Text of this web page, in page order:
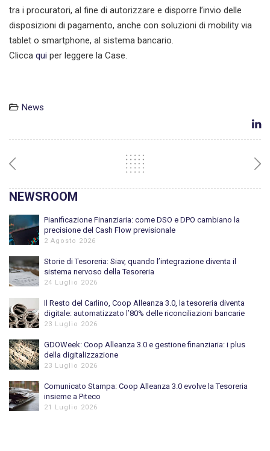
tra i procuratori, al fine di autorizzare e disporre l’invio delle
disposizioni di pagamento, anche con soluzioni di mobility via
tablet o smartphone, al sistema bancario.
Clicca qui per leggere la Case.
News
NEWSROOM
Pianificazione Finanziaria: come DSO e DPO cambiano la
precisione del Cash Flow previsionale
2 Agosto 2026
Storie di Tesoreria: Siav, quando l’integrazione diventa il
sistema nervoso della Tesoreria
24 Luglio 2026
Il Resto del Carlino, Coop Alleanza 3.0, la tesoreria diventa
digitale: automatizzato l’80% delle riconciliazioni bancarie
23 Luglio 2026
GDOWeek: Coop Alleanza 3.0 e gestione finanziaria: i plus
della digitalizzazione
23 Luglio 2026
Comunicato Stampa: Coop Alleanza 3.0 evolve la Tesoreria
insieme a Piteco
21 Luglio 2026